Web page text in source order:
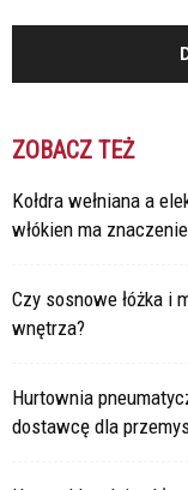
ZOBACZ TEŻ
Kołdra wełniana a
włókien ma
Czy sosnowe łóżka i
wnętrza?
Hurtownia
dostawcę dla